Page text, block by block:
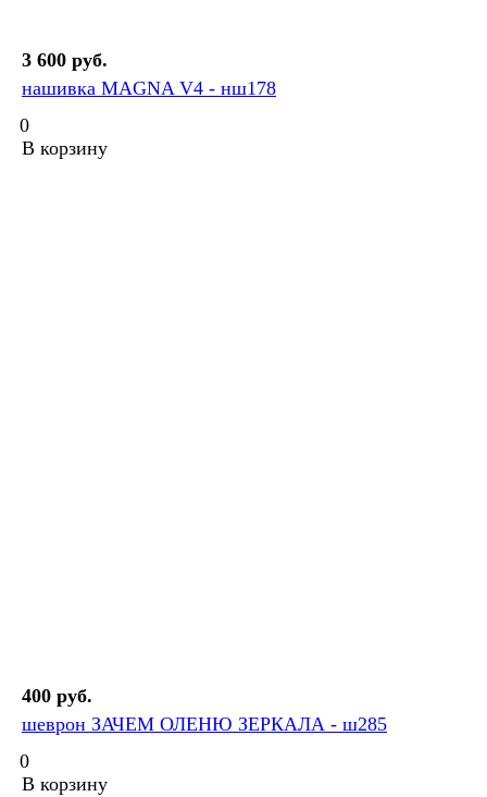
3 600 руб.
нашивка MAGNA V4 - нш178
0
В корзину
400 руб.
шеврон ЗАЧЕМ ОЛЕНЮ ЗЕРКАЛА - ш285
0
В корзину